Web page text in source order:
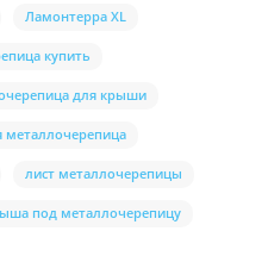
Ламонтерра XL
купить
для крыши
металлочерепица
лист металлочерепицы
под металлочерепицу